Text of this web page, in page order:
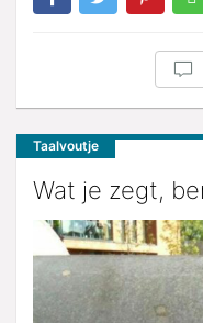
Taalvoutje
Wat je zegt,